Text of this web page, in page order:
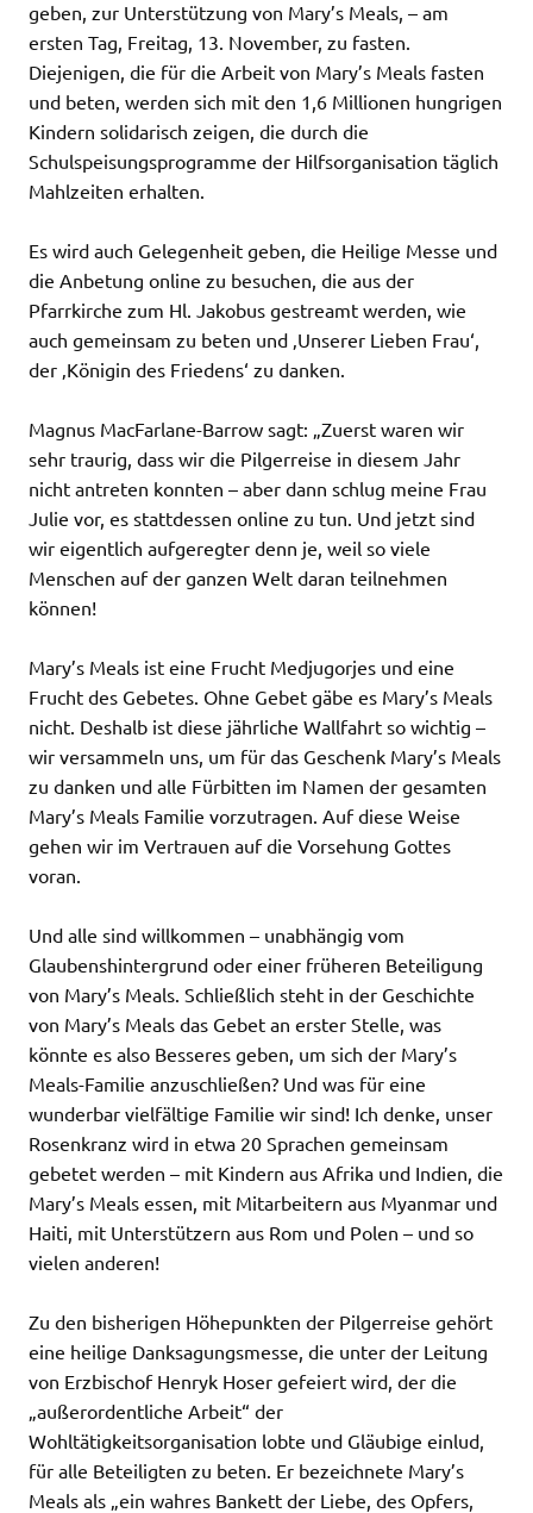
geben, zur Unterstützung von Mary’s Meals, – am
ersten Tag, Freitag, 13. November, zu fasten.
Diejenigen, die für die Arbeit von Mary’s Meals fasten
und beten, werden sich mit den 1,6 Millionen hungrigen
Kindern solidarisch zeigen, die durch die
Schulspeisungsprogramme der Hilfsorganisation täglich
Mahlzeiten erhalten.
Es wird auch Gelegenheit geben, die Heilige Messe und
die Anbetung online zu besuchen, die aus der
Pfarrkirche zum Hl. Jakobus gestreamt werden, wie
auch gemeinsam zu beten und ‚Unserer Lieben Frau‘,
der ‚Königin des Friedens‘ zu danken.
Magnus MacFarlane-Barrow sagt: „Zuerst waren wir
sehr traurig, dass wir die Pilgerreise in diesem Jahr
nicht antreten konnten – aber dann schlug meine Frau
Julie vor, es stattdessen online zu tun. Und jetzt sind
wir eigentlich aufgeregter denn je, weil so viele
Menschen auf der ganzen Welt daran teilnehmen
können!
Mary’s Meals ist eine Frucht Medjugorjes und eine
Frucht des Gebetes. Ohne Gebet gäbe es Mary’s Meals
nicht. Deshalb ist diese jährliche Wallfahrt so wichtig –
wir versammeln uns, um für das Geschenk Mary’s Meals
zu danken und alle Fürbitten im Namen der gesamten
Mary’s Meals Familie vorzutragen. Auf diese Weise
gehen wir im Vertrauen auf die Vorsehung Gottes
voran.
Und alle sind willkommen – unabhängig vom
Glaubenshintergrund oder einer früheren Beteiligung
von Mary’s Meals. Schließlich steht in der Geschichte
von Mary’s Meals das Gebet an erster Stelle, was
könnte es also Besseres geben, um sich der Mary’s
Meals-Familie anzuschließen? Und was für eine
wunderbar vielfältige Familie wir sind! Ich denke, unser
Rosenkranz wird in etwa 20 Sprachen gemeinsam
gebetet werden – mit Kindern aus Afrika und Indien, die
Mary’s Meals essen, mit Mitarbeitern aus Myanmar und
Haiti, mit Unterstützern aus Rom und Polen – und so
vielen anderen!
Zu den bisherigen Höhepunkten der Pilgerreise gehört
eine heilige Danksagungsmesse, die unter der Leitung
von Erzbischof Henryk Hoser gefeiert wird, der die
„außerordentliche Arbeit“ der
Wohltätigkeitsorganisation lobte und Gläubige einlud,
für alle Beteiligten zu beten. Er bezeichnete Mary’s
Meals als „ein wahres Bankett der Liebe, des Opfers,